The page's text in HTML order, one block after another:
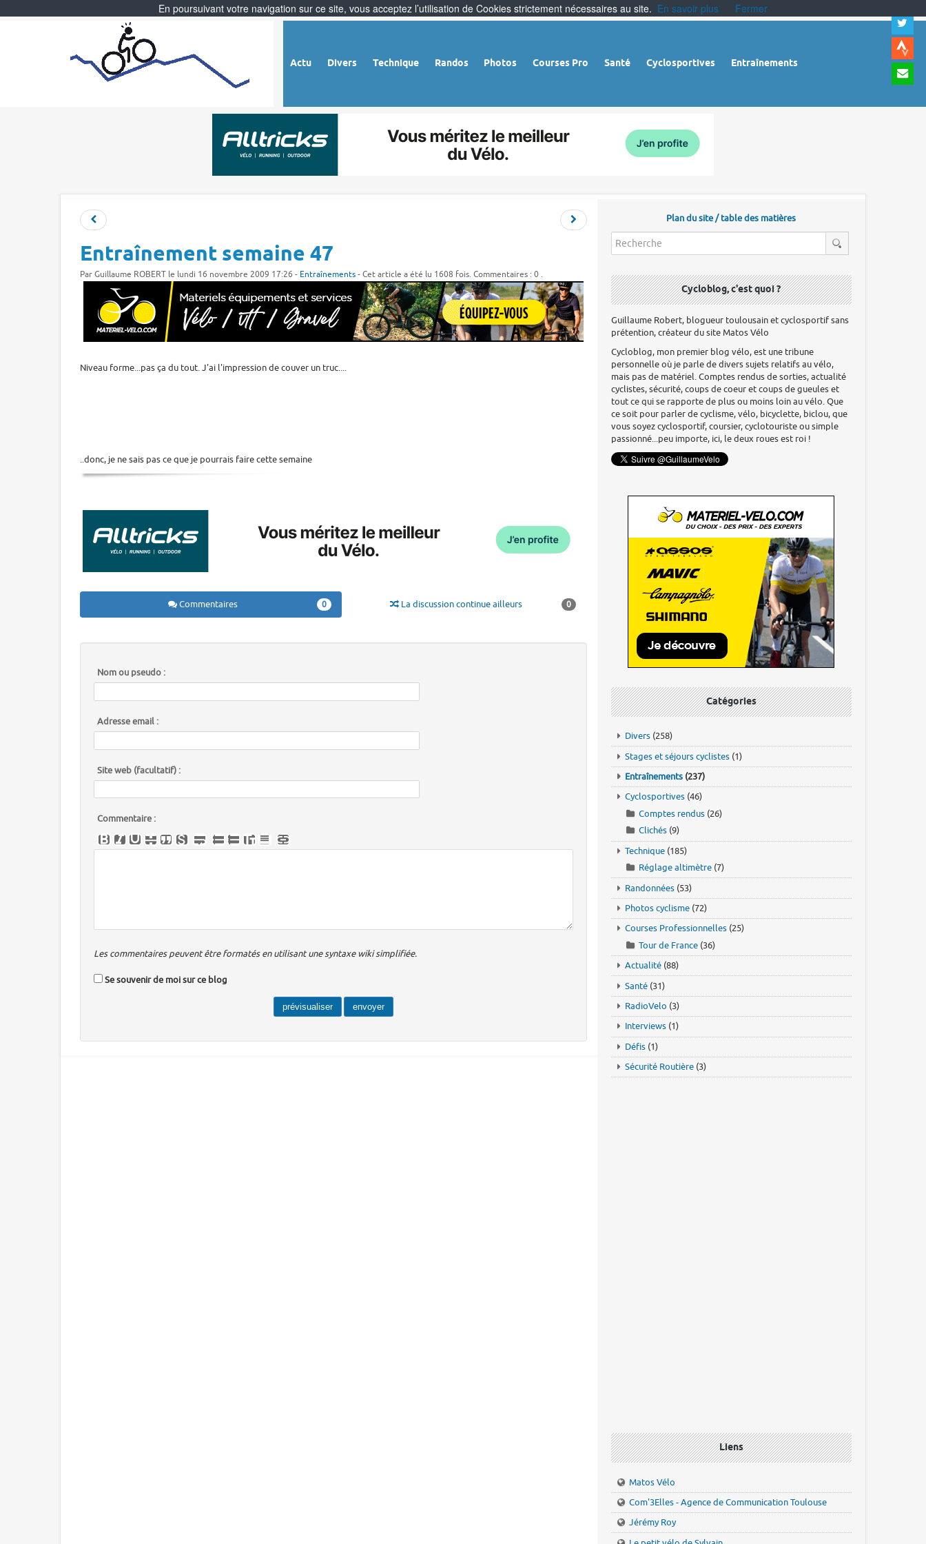
Actu Divers Technique Randos Photos Courses Pro Santé Cyclosportives Entraînements
à
Entraînement semaine 47
Par Guillaume ROBERT le lundi 16 novembre 2009 17:26 - Entraînements - Cet article a été lu 1608 fois. Commentaires : 0 .
Niveau forme...pas ça du tout. J'ai l'impression de couver un truc....
..donc, je ne sais pas ce que je pourrais faire cette semaine
Commentaires 0 La discussion continue ailleurs 0
Nom ou pseudo :
Adresse email :
Site web (facultatif) :
Commentaire :
Les commentaires peuvent être formatés en utilisant une syntaxe wiki simplifiée.
Se souvenir de moi sur ce blog
Plan du site / table des matières
Cycloblog, c'est quoi ?
Guillaume Robert, blogueur toulousain et cyclosportif sans
prétention, créateur du site Matos Vélo
Cycloblog, mon premier blog vélo, est une tribune
personnelle où je parle de divers sujets relatifs au vélo,
mais pas de matériel. Comptes rendus de sorties, actualité
cyclistes, sécurité, coups de coeur et coups de gueules et
tout ce qui se rapporte de plus ou moins loin au vélo. Que
ce soit pour parler de cyclisme, vélo, bicyclette, biclou, que
vous soyez cyclosportif, coursier, cyclotouriste ou simple
passionné...peu importe, ici, le deux roues est roi !
Catégories
Divers (258)
Stages et séjours cyclistes (1)
Entraînements (237)
Cyclosportives (46)
Comptes rendus (26)
Clichés (9)
Technique (185)
Réglage altimètre (7)
Randonnées (53)
Photos cyclisme (72)
Courses Professionnelles (25)
Tour de France (36)
Actualité (88)
Santé (31)
RadioVelo (3)
Interviews (1)
Défis (1)
Sécurité Routière (3)
Liens
Matos Vélo
Com'3Elles - Agence de Communication Toulouse
Jérémy Roy
En poursuivant votre navigation sur ce site, vous acceptez l’utilisation de Cookies strictement nécessaires au site. En savoir plus Fermer